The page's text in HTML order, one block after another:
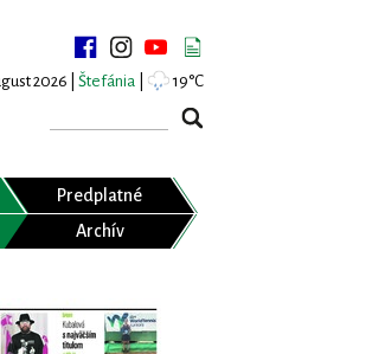
2026 | Štefánia 19°C
Predplatné
Archív